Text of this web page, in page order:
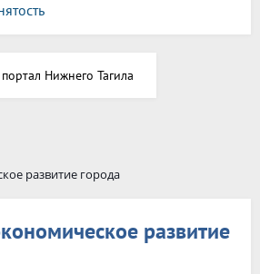
Нижнего Тагила
развитие города
развитие